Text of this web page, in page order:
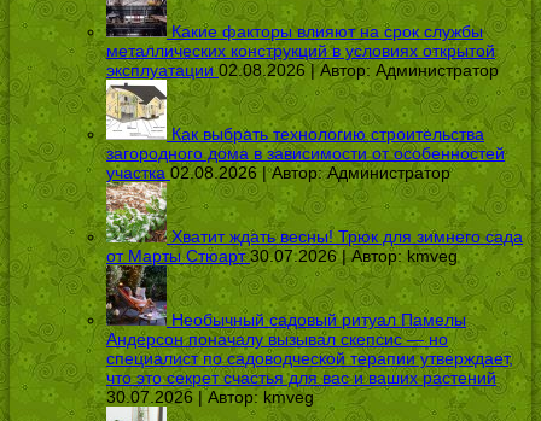
Какие факторы влияют на срок службы
металлических конструкций в условиях открытой
эксплуатации 02.08.2026 | Автор: Администратор
Как выбрать технологию строительства
загородного дома в зависимости от особенностей
участка 02.08.2026 | Автор:Администратор
Хватит ждать весны! Трюк для зимнего сада
от Марты Стюарт 30.07.2026 | Автор: kmveg
Необычный садовый ритуал Памелы
Андерсон поначалу вызывал скепсис — но
специалист по садоводческой терапии утверждает,
что это секрет счастья для вас и ваших растений
30.07.2026 | Автор: kmveg